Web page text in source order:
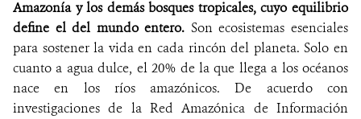
Amazonía y los demás bosques tropicales, cuyo equilibrio
define el del mundo entero. Son ecosistemas esenciales
para sostener la vida en cada rincón del planeta. Solo en
cuanto a agua dulce, el 20% de la que llega a los océanos
nace en los ríos amazónicos. De acuerdo con
investigaciones de la Red Amazónica de Información